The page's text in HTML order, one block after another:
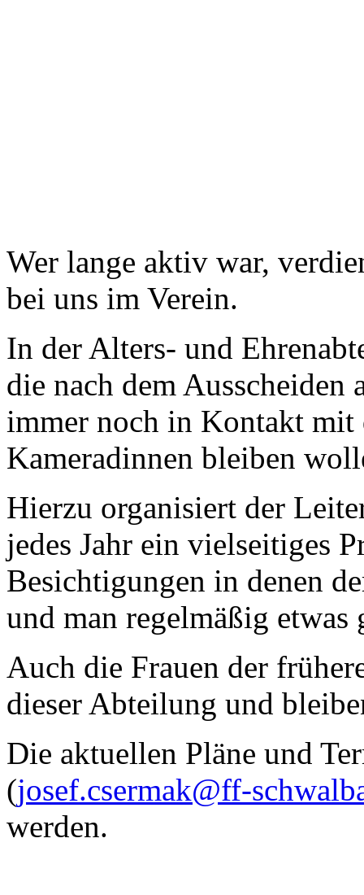
Wer lange aktiv war,
bei uns im Verein.
In der Alters- und
die nach dem Ausscheiden
immer noch in Kontakt mit
Kameradinnen bleiben
Hierzu organisiert der
jedes Jahr ein vielseitiges
Besichtigungen in denen
und man regelmäßig
Auch die Frauen der
dieser Abteilung und
Die aktuellen Pläne und
(josef.csermak@ff-
werden.